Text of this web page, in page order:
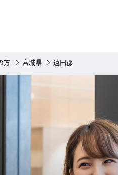
方 宮城県 遠田郡